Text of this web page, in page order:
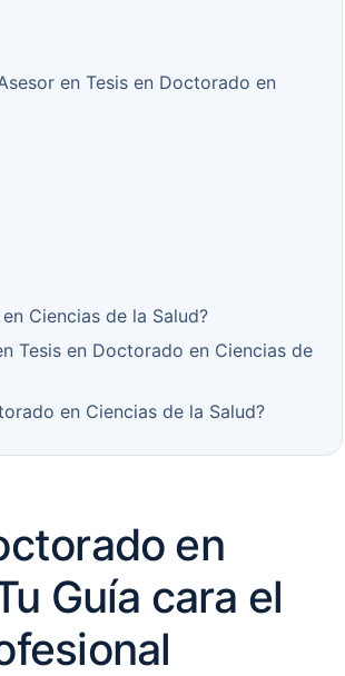
en Tesis en Doctorado en
Ciencias de la Salud?
Tesis en Doctorado en Ciencias de
en Ciencias de la Salud?
en
Guía cara el